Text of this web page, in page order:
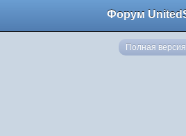
Полная версия